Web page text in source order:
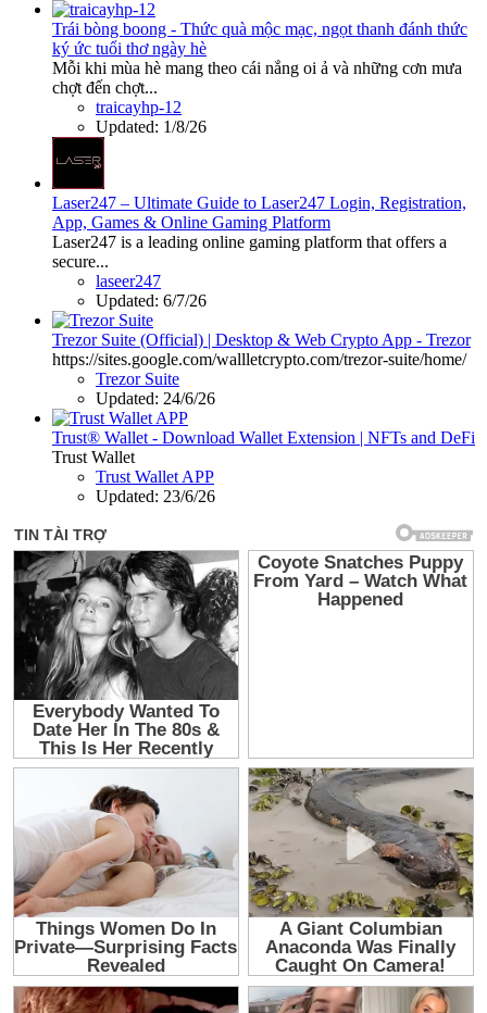
Trái bòng boong - Thức quà mộc mạc, ngọt thanh đánh thức
ký ức tuổi thơ ngày hè
Mỗi khi mùa hè mang theo cái nắng oi ả và những cơn mưa
chợt đến chợt...
traicayhp-12
Updated: 1/8/26
Laser247 – Ultimate Guide to Laser247 Login, Registration,
App, Games & Online Gaming Platform
Laser247 is a leading online gaming platform that offers a
secure...
laseer247
Updated: 6/7/26
Trezor Suite (Official) | Desktop & Web Crypto App - Trezor
https://sites.google.com/wallletcrypto.com/trezor-suite/home/
Trezor Suite
Updated: 24/6/26
Trust® Wallet - Download Wallet Extension | NFTs and DeFi
Trust Wallet
Trust Wallet APP
Updated: 23/6/26